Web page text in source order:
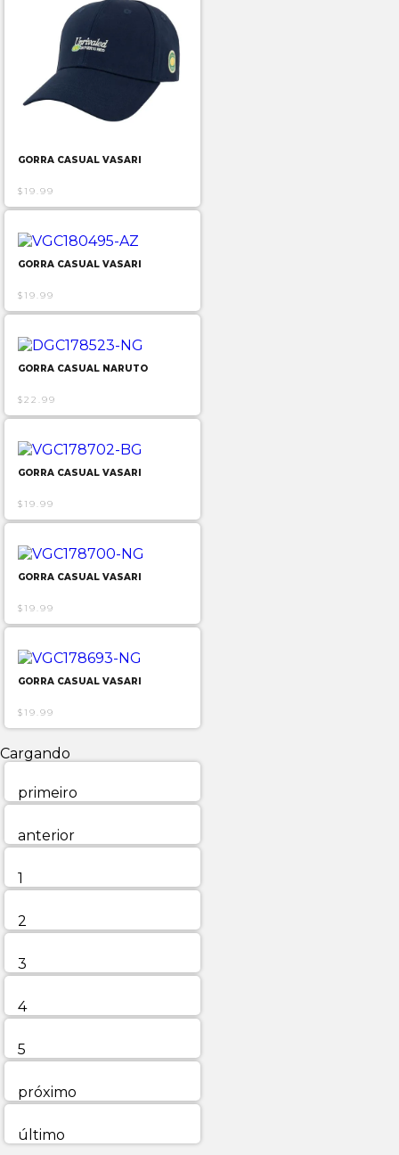
GORRA CASUAL VASARI
$19.99
GORRA CASUAL VASARI
$19.99
GORRA CASUAL NARUTO
$22.99
GORRA CASUAL VASARI
$19.99
GORRA CASUAL VASARI
$19.99
GORRA CASUAL VASARI
$19.99
Cargando
primeiro
anterior
1
2
3
4
5
próximo
último